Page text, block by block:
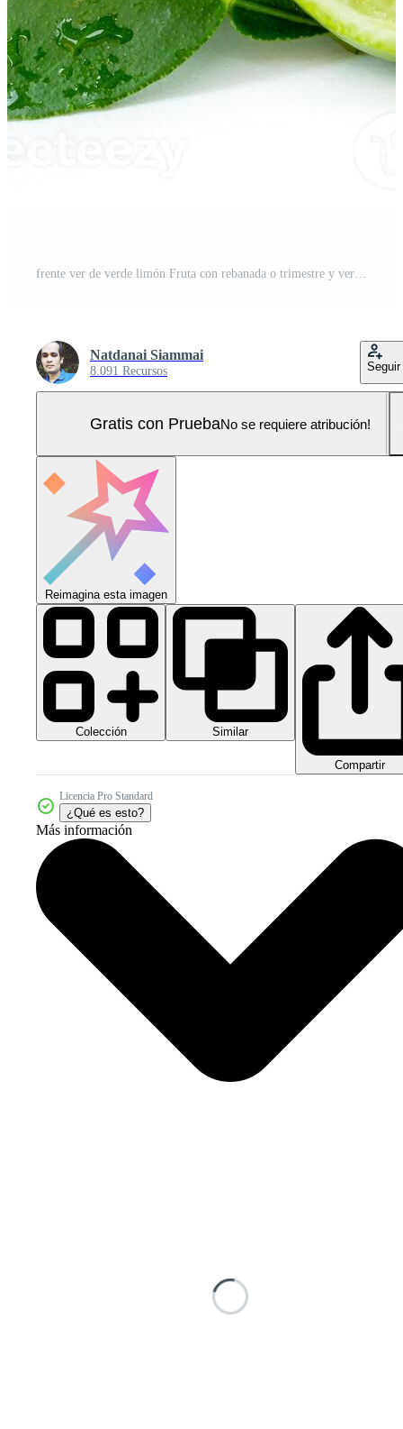
frente ver de verde limón Fruta con rebanada o trimestre y verde hoja aislado en blanco antecedentes con recorte camino Foto Pro
Natdanai Siammai
8.091 Recursos Seguir
Gratis con PruebaNo se requiere atribución!
Reimagina esta imagen
Colección Similar
Compartir
Licencia Pro Standard
¿Qué es esto?
Más información